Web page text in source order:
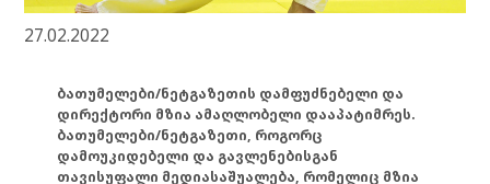
27.02.2022
ბათუმელები/ნეტგაზეთის დამფუძნებელი და
დირექტორი მზია ამაღლობელი დააპატიმრეს.
ბათუმელები/ნეტგაზეთი, როგორც
დამოუკიდებელი და გავლენებისგან
თავისუფალი მედიასაშუალება, რომელიც მზია